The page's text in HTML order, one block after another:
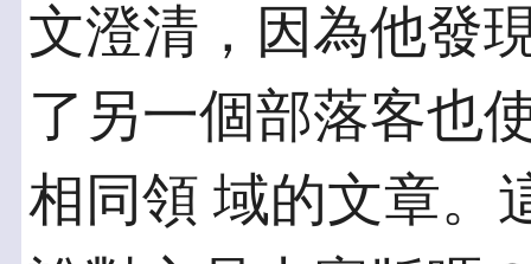
文澄清，因為他發
了另一個部落客也
相同領 域的文章。